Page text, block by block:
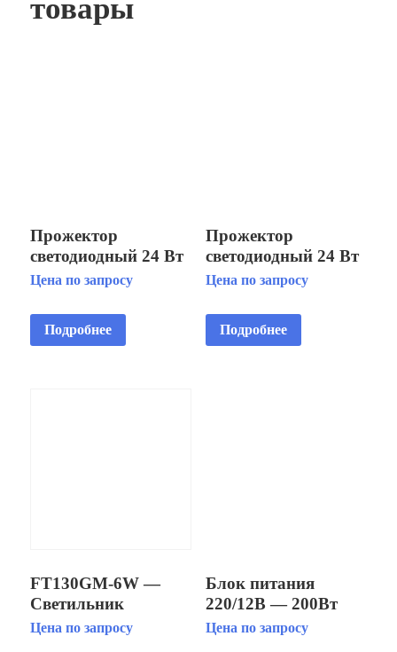
товары
Прожектор
светодиодный 24 Вт
«RGBW» 12В с
AISI 304
Цена по запросу
Подробнее
Прожектор
светодиодный 24 Вт
«RGBW» 12В с
AISI 316L
Цена по запросу
Подробнее
FT130GM-6W —
Светильник
встраиваимый
Цена по запросу
Блок питания
220/12В — 200Вт
IP20
Цена по запросу